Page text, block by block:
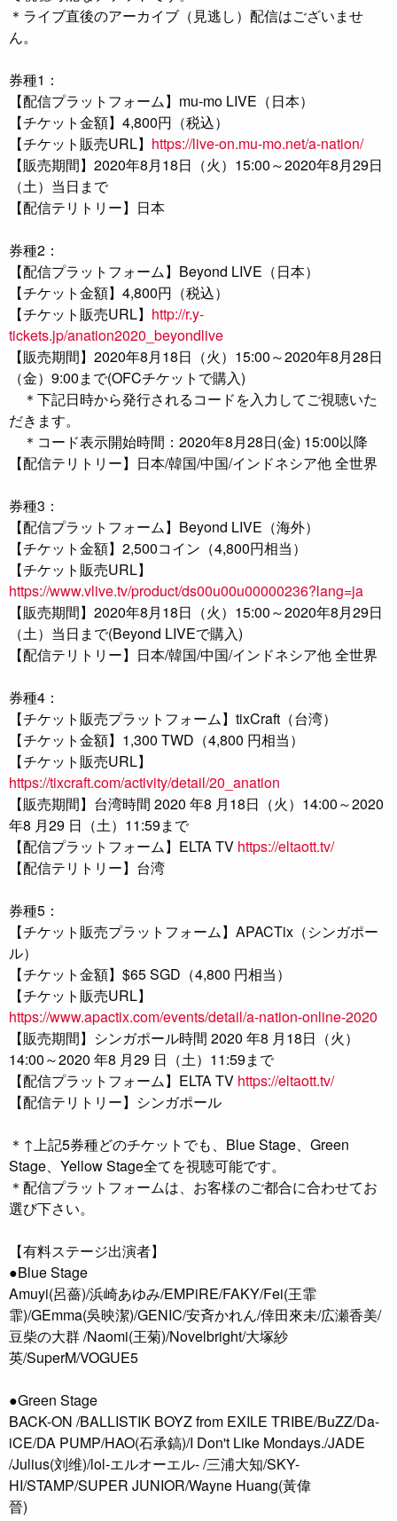
＊ライブ直後のアーカイブ（見逃し）配信はございませ
ん。
券種1：
【配信プラットフォーム】mu-mo LIVE（日本）
【チケット金額】4,800円（税込）
【チケット販売URL】 https://live-on.mu-mo.net/a-nation/
【販売期間】2020年8月18日（火）15:00～2020年8月29日
（土）当日まで
【配信テリトリー】日本
券種2：
【配信プラットフォーム】Beyond LIVE（日本）
【チケット金額】4,800円（税込）
【チケット販売URL】 http://r.y-
tickets.jp/anation2020_beyondlive
【販売期間】2020年8月18日（火）15:00～2020年8月28日
（金）9:00まで(OFCチケットで購入)
＊下記日時から発行されるコードを入力してご視聴いた
だきます。
＊コード表示開始時間：2020年8月28日(金) 15:00以降
【配信テリトリー】日本/韓国/中国/インドネシア他 全世界
券種3：
【配信プラットフォーム】Beyond LIVE（海外）
【チケット金額】2,500コイン（4,800円相当）
【チケット販売URL】
https://www.vlive.tv/product/ds00u00u00000236?lang=ja
【販売期間】2020年8月18日（火）15:00～2020年8月29日
（土）当日まで(Beyond LIVEで購入)
【配信テリトリー】日本/韓国/中国/インドネシア他 全世界
券種4：
【チケット販売プラットフォーム】tixCraft（台湾）
【チケット金額】1,300 TWD（4,800 円相当）
【チケット販売URL】
https://tixcraft.com/activity/detail/20_anation
【販売期間】台湾時間 2020 年8 月18日（火）14:00～2020
年8 月29 日（土）11:59まで
【配信プラットフォーム】ELTA TV https://eltaott.tv/
【配信テリトリー】台湾
券種5：
【チケット販売プラットフォーム】APACTix（シンガポー
ル）
【チケット金額】$65 SGD（4,800 円相当）
【チケット販売URL】
https://www.apactix.com/events/detail/a-nation-online-2020
【販売期間】シンガポール時間 2020 年8 月18日（火）
14:00～2020 年8 月29 日（土）11:59まで
【配信プラットフォーム】ELTA TV https://eltaott.tv/
【配信テリトリー】シンガポール
＊↑上記5券種どのチケットでも、Blue Stage、Green
Stage、Yellow Stage全てを視聴可能です。
＊配信プラットフォームは、お客様のご都合に合わせてお
選び下さい。
【有料ステージ出演者】
●Blue Stage
Amuyi(呂薔)/浜崎あゆみ/EMPiRE/FAKY/Fei(王霏
霏)/GEmma(吳映潔)/GENIC/安斉かれん/倖田來未/広瀬香美/
豆柴の大群 /Naomi(王菊)/Novelbright/大塚紗
英/SuperM/VOGUE5
●Green Stage
BACK-ON /BALLISTIK BOYZ from EXILE TRIBE/BuZZ/Da-
iCE/DA PUMP/HAO(石承鎬)/I Don't Like Mondays./JADE
/Julius(刘维)/lol-エルオーエル- /三浦大知/SKY-
HI/STAMP/SUPER JUNIOR/Wayne Huang(黃偉
晉)